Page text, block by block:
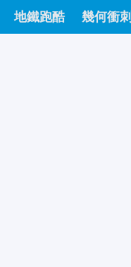
地鐵跑酷 幾何衝刺